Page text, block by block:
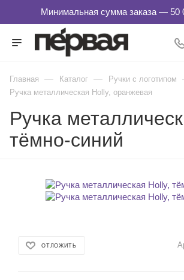
Главная — Каталог — Ручки с логотипом
Ручка металлическая Holly, оранжевая
Ручка
тёмно-синий
ОТЛОЖИТЬ